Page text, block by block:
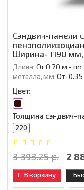
Сэндвич-панели
Ширина- 1190 мм,
Длина: От 0,20 м -
металла, мм: От-0.35
Цвет:
Толщина сэндвич-
220
3 393.25 р. 2
В корзину